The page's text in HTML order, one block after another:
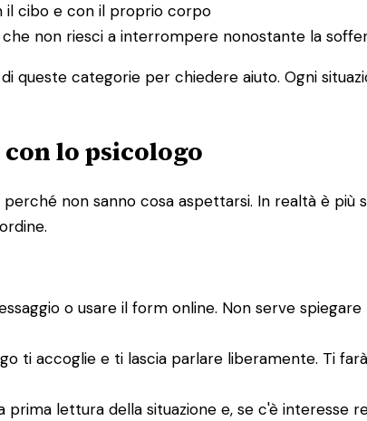
cibo e con il proprio corpo
che non riesci a interrompere nonostante la
queste categorie per chiedere aiuto. Ogni
lo psicologo
non sanno cosa aspettarsi. In realtà è più
o usare il form online. Non serve
ti accoglie e ti lascia parlare liberamente. Ti
prima lettura della situazione e, se c'è